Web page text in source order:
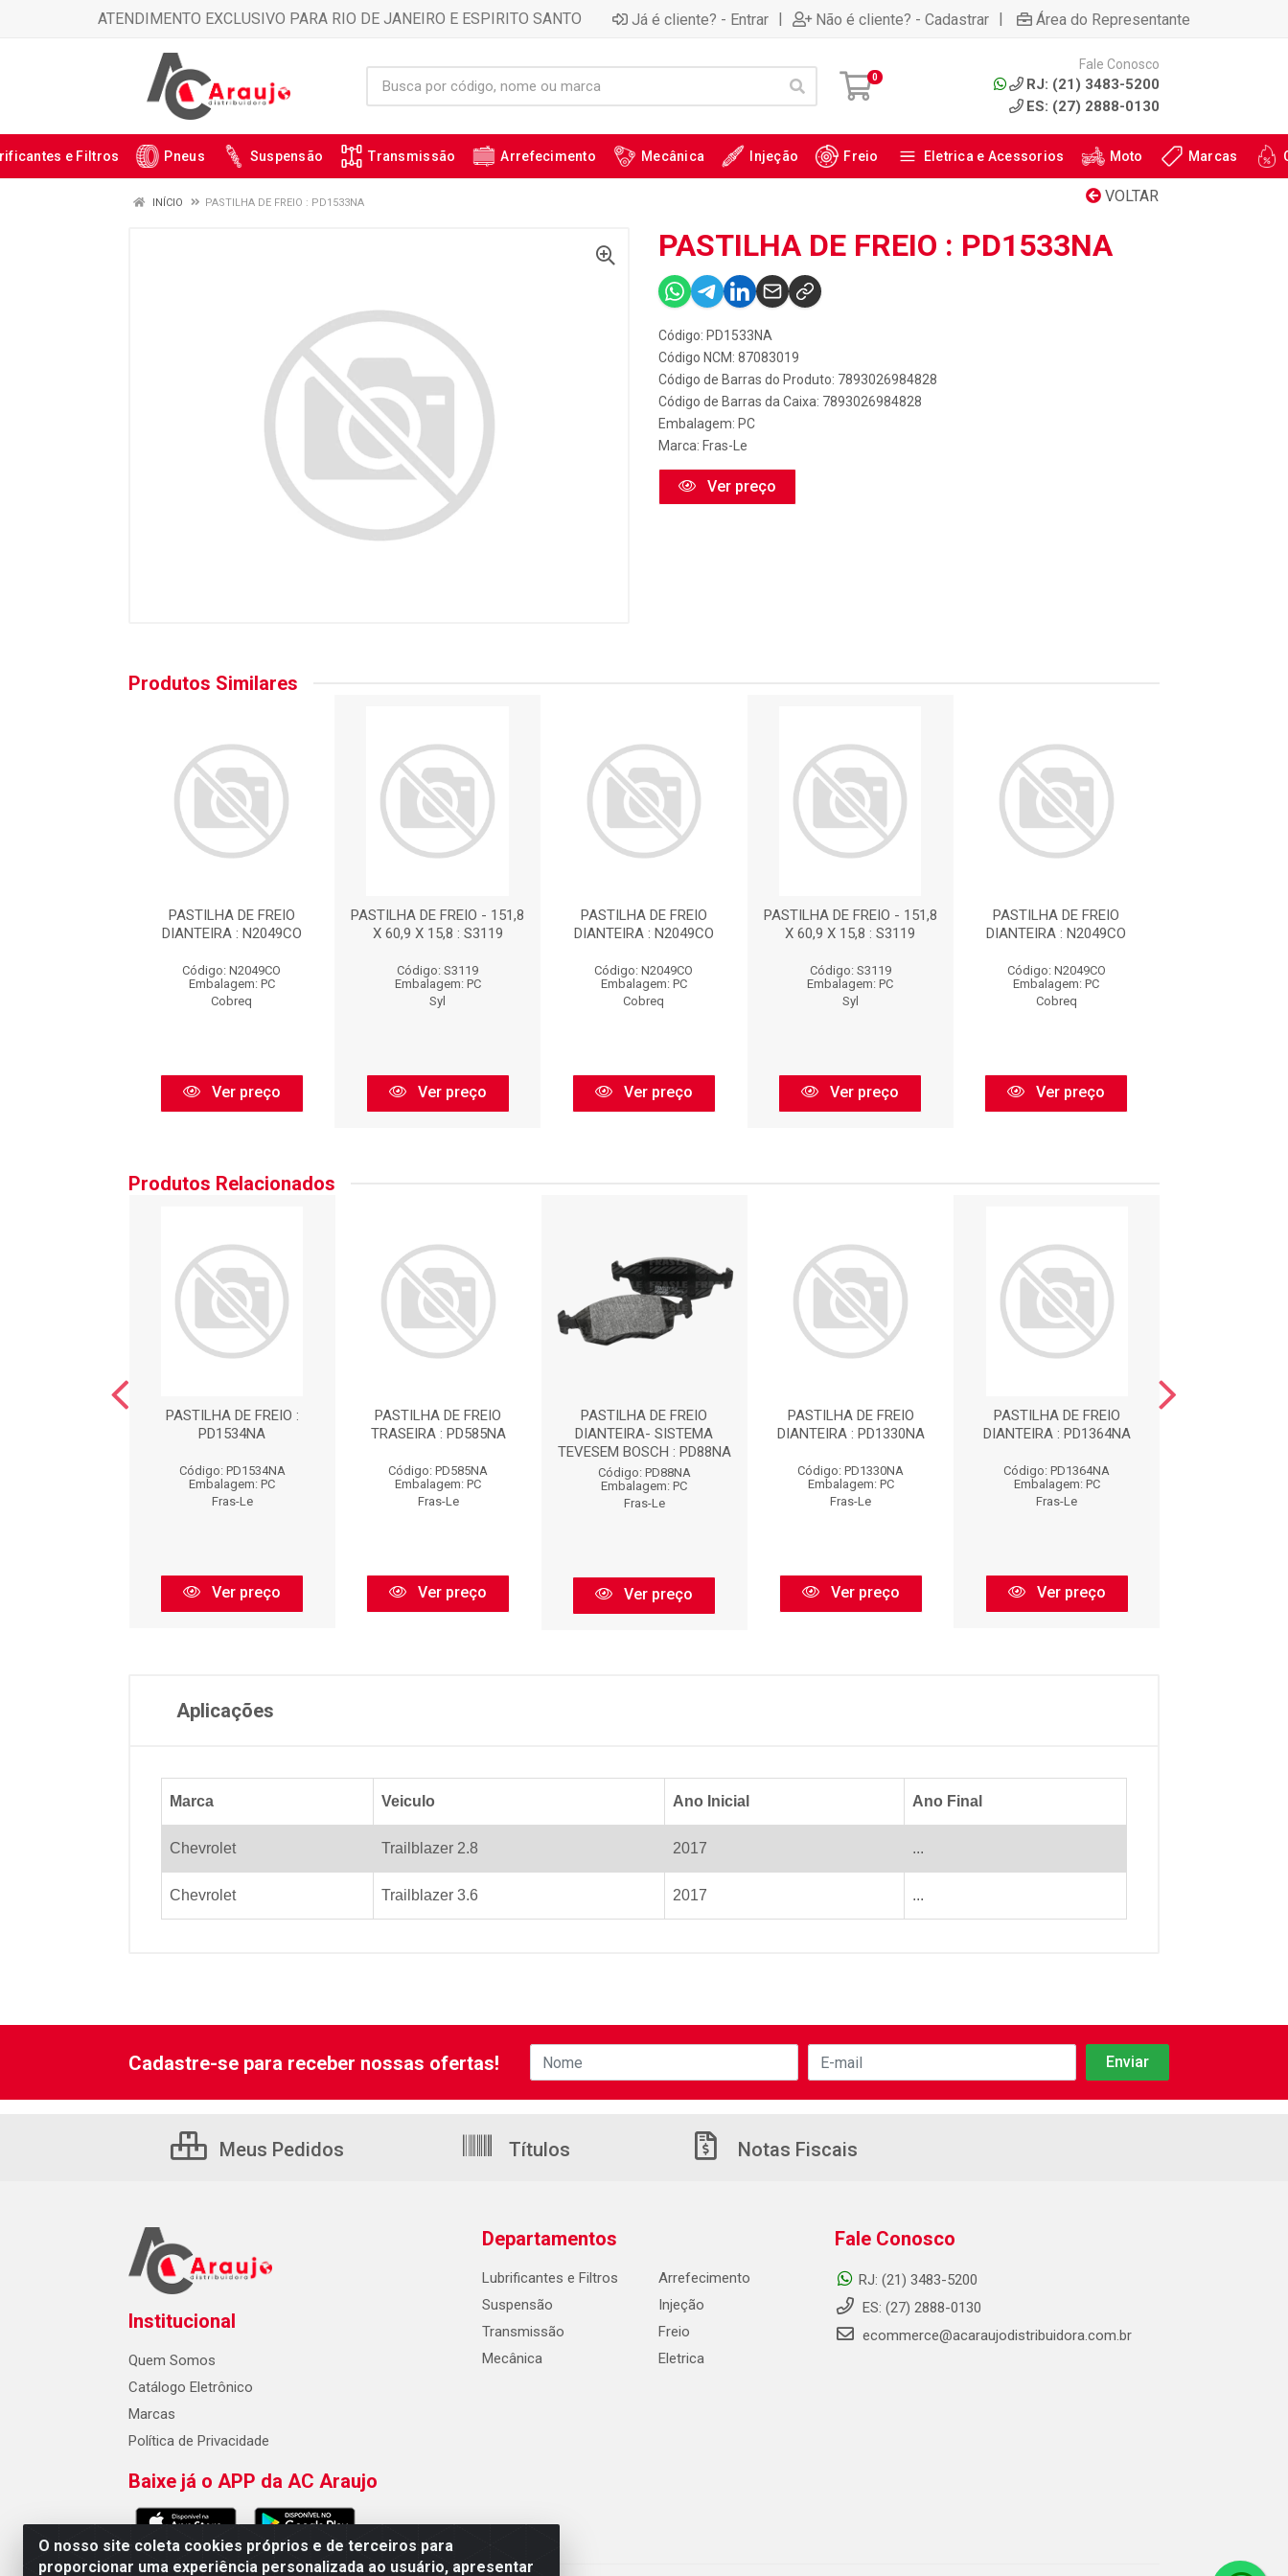
ATENDIMENTO EXCLUSIVO PARA RIO DE JANEIRO E ESPIRITO SANTO Já é cliente? - Entrar | Não é cliente? - Cadastrar | Área do Representante
0
Fale Conosco
RJ: (21) 3483-5200
ES: (27) 2888-0130
e Filtros Pneus Suspensão Transmissão Arrefecimento Mecânica Injeção Freio Eletrica e Acessorios Moto Marcas
VOLTAR
INÍCIO PASTILHA DE FREIO : PD1533NA
PASTILHA DE FREIO : PD1533NA
Código: PD1533NA
Código NCM: 87083019
Código de Barras do Produto: 7893026984828
Código de Barras da Caixa: 7893026984828
Embalagem: PC
Marca: Fras-Le
Ver preço
Produtos Similares
PASTILHA DE FREIO
DIANTEIRA : N2049CO
Código: N2049CO
Embalagem: PC
Cobreq
Ver preço
PASTILHA DE FREIO - 151,8
X 60,9 X 15,8 : S3119
Código: S3119
Embalagem: PC
Syl
Ver preço
PASTILHA DE FREIO
DIANTEIRA : N2049CO
Código: N2049CO
Embalagem: PC
Cobreq
Ver preço
PASTILHA DE FREIO - 151,8
X 60,9 X 15,8 : S3119
Código: S3119
Embalagem: PC
Syl
Ver preço
PASTILHA DE FREIO
DIANTEIRA : N2049CO
Código: N2049CO
Embalagem: PC
Cobreq
Ver preço
Produtos Relacionados
PASTILHA DE FREIO :
PD1534NA
Código: PD1534NA
Embalagem: PC
Fras-Le
Ver preço
PASTILHA DE FREIO
TRASEIRA : PD585NA
Código: PD585NA
Embalagem: PC
Fras-Le
Ver preço
PASTILHA DE FREIO
DIANTEIRA- SISTEMA
TEVESEM BOSCH : PD88NA
Código: PD88NA
Embalagem: PC
Fras-Le
Ver preço
PASTILHA DE FREIO
DIANTEIRA : PD1330NA
Código: PD1330NA
Embalagem: PC
Fras-Le
Ver preço
PASTILHA DE FREIO
DIANTEIRA : PD1364NA
Código: PD1364NA
Embalagem: PC
Fras-Le
Ver preço
Aplicações
Marca Veiculo Ano Inicial Ano Final
Chevrolet Trailblazer 2.8 2017 ...
Chevrolet Trailblazer 3.6 2017 ...
O nosso site coleta cookies próprios e de terceiros para
proporcionar uma experiência personalizada ao usuário, apresentar
Cadastre-se para receber nossas ofertas!
Meus Pedidos Títulos Notas Fiscais
Institucional
Quem Somos
Catálogo Eletrônico
Marcas
Política de Privacidade
Baixe já o APP da AC Araujo
Departamentos
Lubrificantes e Filtros
Suspensão
Transmissão
Mecânica
Arrefecimento
Injeção
Freio
Eletrica
Fale Conosco
RJ: (21) 3483-5200
ES: (27) 2888-0130
ecommerce@acaraujodistribuidora.com.br